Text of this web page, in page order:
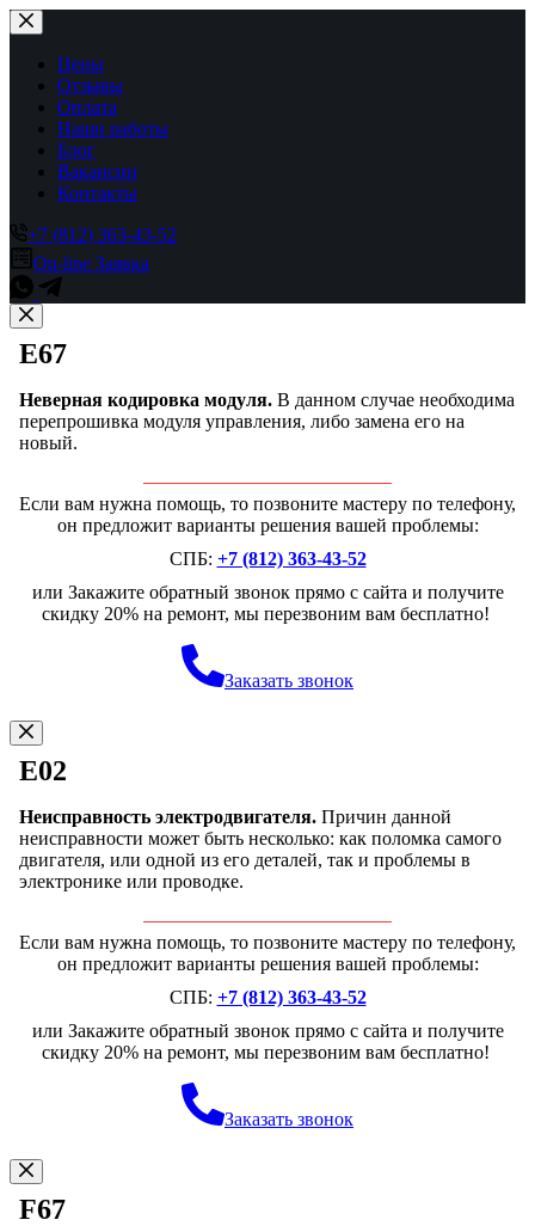
Перейти
к
сути
Цены
Отзывы
Оплата
Наши работы
Блог
Вакансии
Контакты
+7 (812) 363-43-52
On-line Заявка
E67
Неверная кодировка модуля. В данном случае необходима
перепрошивка модуля управления, либо замена его на
новый.
Если вам нужна помощь, то позвоните мастеру по телефону,
он предложит варианты решения вашей проблемы:
СПБ: +7 (812) 363-43-52
или Закажите обратный звонок прямо с сайта и получите
скидку 20% на ремонт, мы перезвоним вам бесплатно!
Заказать звонок
E02
Неисправность электродвигателя. Причин данной
неисправности может быть несколько: как поломка самого
двигателя, или одной из его деталей, так и проблемы в
электронике или проводке.
Если вам нужна помощь, то позвоните мастеру по телефону,
он предложит варианты решения вашей проблемы:
СПБ: +7 (812) 363-43-52
или Закажите обратный звонок прямо с сайта и получите
скидку 20% на ремонт, мы перезвоним вам бесплатно!
Заказать звонок
F67